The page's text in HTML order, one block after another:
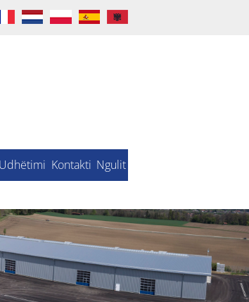
Udhëtimi Kontakti Ngulit